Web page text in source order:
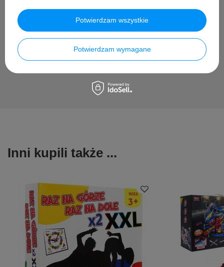
Zadaj pytanie a my odpowiemy niezwłocznie, najciekawsze
pytania i odpowiedzi publikując dla innych.
Zadaj pytanie
Inni kupili także ...
Potwierdzam wymagane
Potwierdzam wszystkie